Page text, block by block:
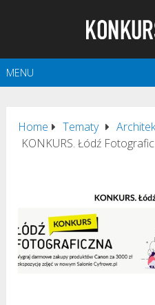
MENU
Home Tematy
KONKURS. Łódź